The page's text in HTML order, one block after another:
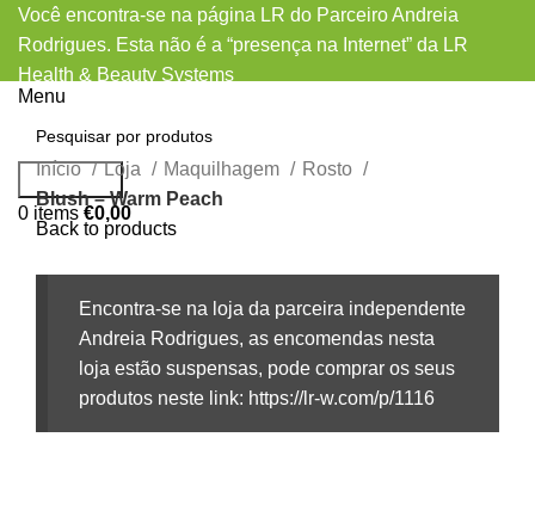
Você encontra-se na página LR do Parceiro Andreia
Rodrigues. Esta não é a “presença na Internet” da LR
Health & Beauty Systems
Menu
Pesquisar
0 items €0,00
Início Loja Maquilhagem
Rosto
Blush – Warm Peach
Back to products
Encontra-se na loja da parceira independente
Andreia Rodrigues, as encomendas nesta
loja estão suspensas, pode comprar os seus
produtos neste link: https://lr-w.com/p/1116